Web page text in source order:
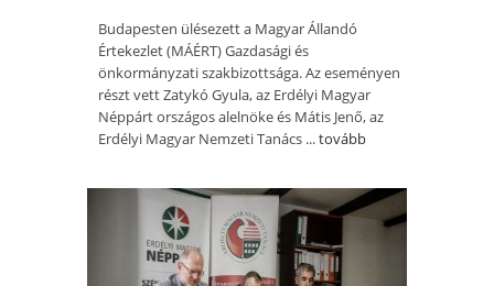
Budapesten ülésezett a Magyar Állandó
Értekezlet (MÁÉRT) Gazdasági és
önkormányzati szakbizottsága. Az eseményen
részt vett Zatykó Gyula, az Erdélyi Magyar
Néppárt országos alelnöke és Mátis Jenő, az
Erdélyi Magyar Nemzeti Tanács ...tovább